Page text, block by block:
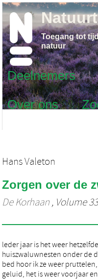
Deelnemers
Over ons
Toegang tot
natuur
Hans Valeton
Zorgen over de
De Korhaan , Volume
leder jaar is het weer
huiszwaluwnesten onder de
bed hoor ik ze weer
geluid, het is weer voorjaar